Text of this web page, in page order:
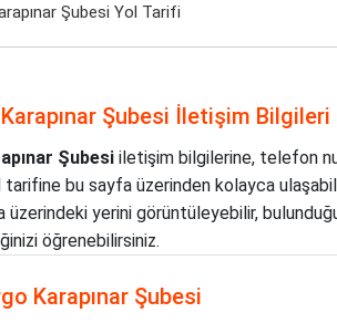
Şubesi Yol Tarifi
Şubesi İletişim Bilgileri
Şubesi iletişim bilgilerine, telefon
tarifine bu sayfa üzerinden kolayca
üzerindeki yerini görüntüleyebilir,
öğrenebilirsiniz.
Karapınar Şubesi